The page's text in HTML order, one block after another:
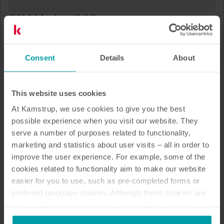
Consent Details About
This website uses cookies
At Kamstrup, we use cookies to give you the best
possible experience when you visit our website. They
serve a number of purposes related to functionality,
marketing and statistics about user visits – all in order to
improve the user experience. For example, some of the
cookies related to functionality aim to make our website
easier for you to use, such as pre-completed forms or
preferred language choices. Although these cookies are
not be available without them.
GSM Modem 8 3G
Elektricitet